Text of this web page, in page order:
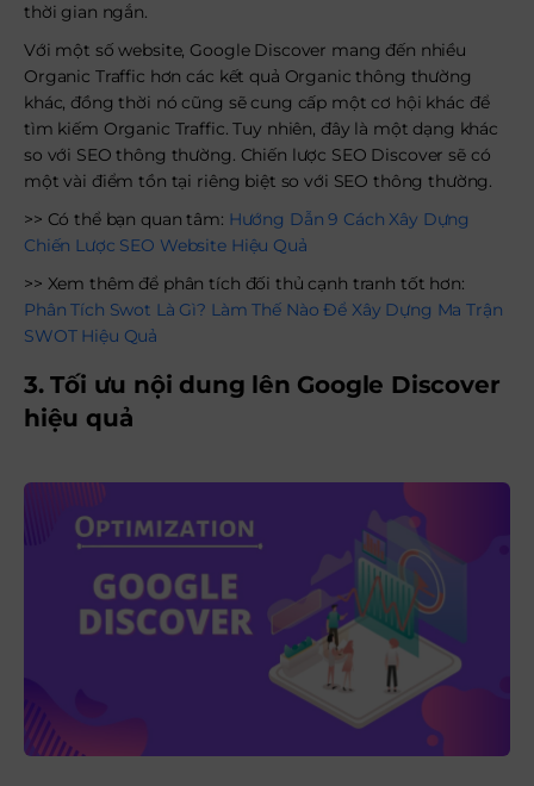
thời gian ngắn.
Với một số website, Google Discover mang đến nhiều
Organic Traffic hơn các kết quả Organic thông thường
khác, đồng thời nó cũng sẽ cung cấp một cơ hội khác để
tìm kiếm Organic Traffic. Tuy nhiên, đây là một dạng khác
so với SEO thông thường. Chiến lược SEO Discover sẽ có
một vài điểm tồn tại riêng biệt so với SEO thông thường.
>> Có thể bạn quan tâm: Hướng Dẫn 9 Cách Xây Dựng
Chiến Lược SEO Website Hiệu Quả
>> Xem thêm để phân tích đối thủ cạnh tranh tốt hơn:
Phân Tích Swot Là Gì? Làm Thế Nào Để Xây Dựng Ma Trận
SWOT Hiệu Quả
3. Tối ưu nội dung lên Google Discover
hiệu quả